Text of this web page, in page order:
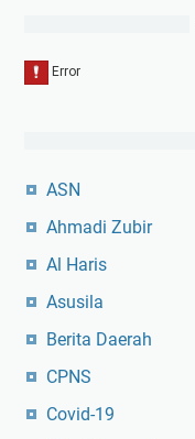
ASN
Ahmadi Zubir
Al Haris
Asusila
Berita Daerah
CPNS
Covid-19